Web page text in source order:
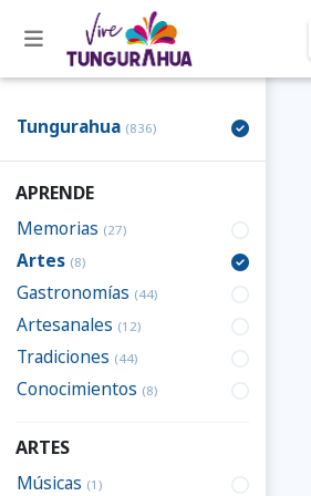
Tungurahua (836)
APRENDE
Memorias (27)
Artes (8)
Gastronomías (44)
Artesanales (12)
Tradiciones (44)
Conocimientos (8)
ARTES
Músicas (1)